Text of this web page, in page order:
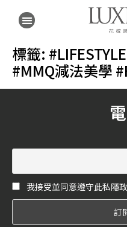
標籤:
#MMQ減法美學
我接受並同意遵守此私隱